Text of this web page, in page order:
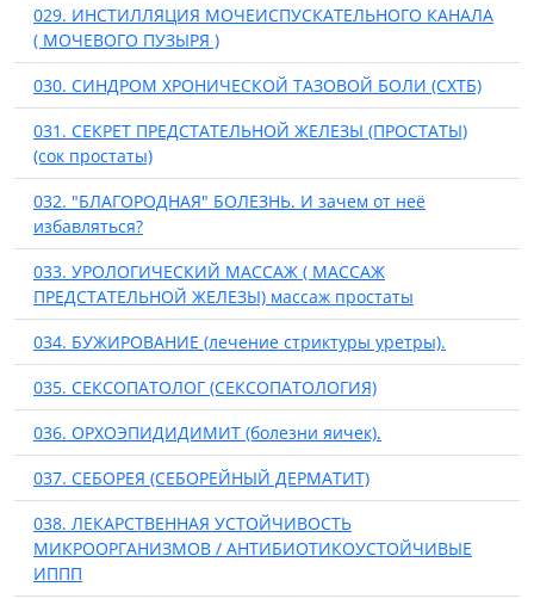
029. ИНСТИЛЛЯЦИЯ МОЧЕИСПУСКАТЕЛЬНОГО КАНАЛА
( МОЧЕВОГО ПУЗЫРЯ )
030. СИНДРОМ ХРОНИЧЕСКОЙ ТАЗОВОЙ БОЛИ (СХТБ)
031. СЕКРЕТ ПРЕДСТАТЕЛЬНОЙ ЖЕЛЕЗЫ (ПРОСТАТЫ)
(сок простаты)
032. "БЛАГОРОДНАЯ" БОЛЕЗНЬ. И зачем от неё
избавляться?
033. УРОЛОГИЧЕСКИЙ МАССАЖ ( МАССАЖ
ПРЕДСТАТЕЛЬНОЙ ЖЕЛЕЗЫ) массаж простаты
034. БУЖИРОВАНИЕ (лечение стриктуры уретры).
035. СЕКСОПАТОЛОГ (СЕКСОПАТОЛОГИЯ)
036. ОРХОЭПИДИДИМИТ (болезни яичек).
037. СЕБОРЕЯ (СЕБОРЕЙНЫЙ ДЕРМАТИТ)
038. ЛЕКАРСТВЕННАЯ УСТОЙЧИВОСТЬ
МИКРООРГАНИЗМОВ / АНТИБИОТИКОУСТОЙЧИВЫЕ
ИППП